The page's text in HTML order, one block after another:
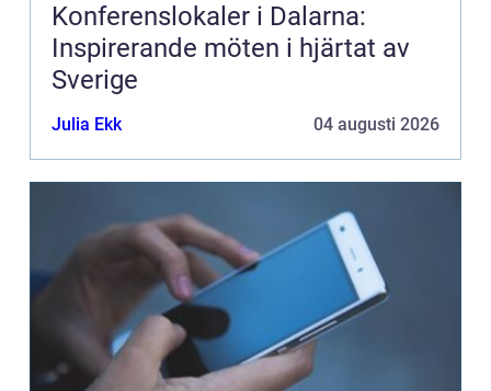
Konferenslokaler i Dalarna:
Inspirerande möten i hjärtat av
Sverige
Julia Ekk 04 augusti 2026